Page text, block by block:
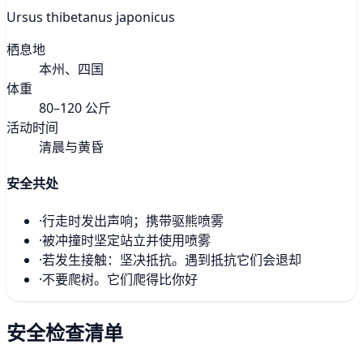
Ursus thibetanus japonicus
栖息地
本州、四国
体重
80–120 公斤
活动时间
清晨与黄昏
安全共处
·行走时发出声响；携带驱熊喷雾
·被冲撞时坚定站立并使用喷雾
·若发生接触：坚决抵抗。遇到抵抗它们会退却
·不要爬树。它们爬得比你好
安全检查清单